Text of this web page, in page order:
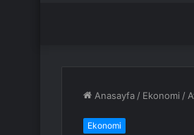
Anasayfa / Ekonomi /
Ekonomi